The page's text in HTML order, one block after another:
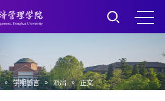
» 学期感言 » 派出 » 正文